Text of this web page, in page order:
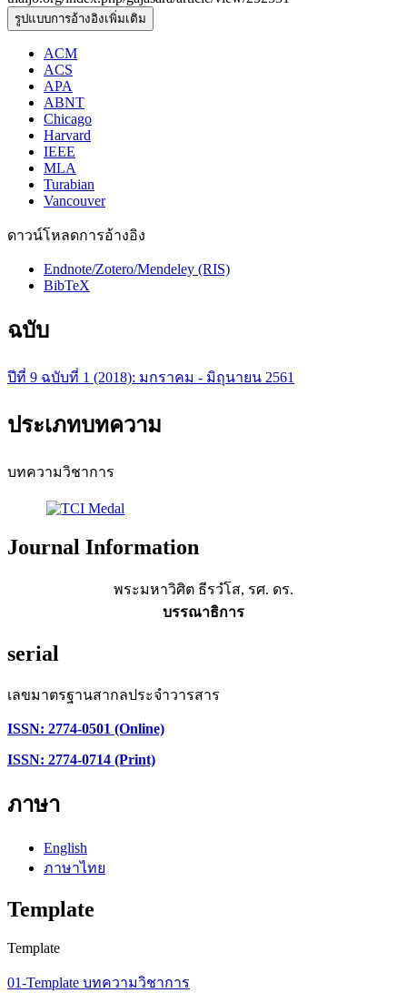
รูปแบบการอ้างอิงเพิ่มเติม
ACM
ACS
APA
ABNT
Chicago
Harvard
IEEE
MLA
Turabian
Vancouver
ดาวน์โหลดการอ้างอิง
Endnote/Zotero/Mendeley (RIS)
BibTeX
ฉบับ
ปีที่ 9 ฉบับที่ 1 (2018): มกราคม - มิถุนายน 2561
ประเภทบทความ
บทความวิชาการ
Journal Information
พระมหาวิศิต ธีรวํโส, รศ. ดร.
บรรณาธิการ
serial
เลขมาตรฐานสากลประจำวารสาร
ISSN: 2774-0501 (Online)
ISSN: 2774-0714 (Print)
ภาษา
English
ภาษาไทย
Template
Template
01-Template บทความวิชาการ